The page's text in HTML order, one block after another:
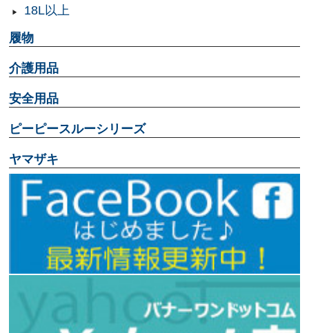
18L以上
履物
介護用品
安全用品
ピーピースルーシリーズ
ヤマザキ